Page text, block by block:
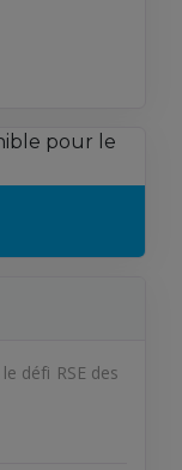
pour le
défi RSE des